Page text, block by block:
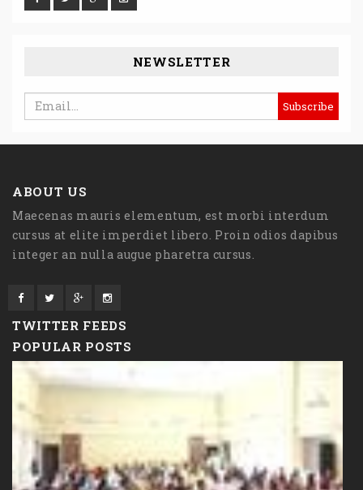
NEWSLETTER
ABOUT US
Maecenas mauris elementum, est morbi interdum
cursus at elite imperdiet libero. Proin odios dapibus
integer an nulla augue pharetra cursus.
TWITTER FEEDS
POPULAR POSTS